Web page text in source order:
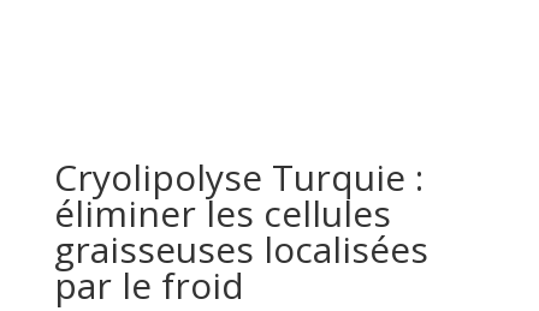
Cryolipolyse Turquie :
éliminer les cellules
graisseuses localisées
par le froid